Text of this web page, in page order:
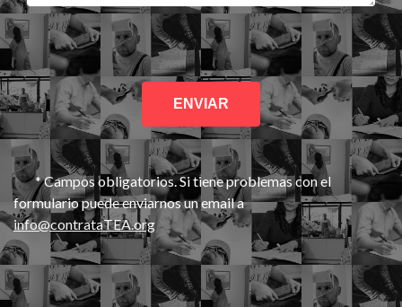
* Campos obligatorios. Si tiene problemas con el
formulario puede enviarnos un email a
info@contrataTEA.org